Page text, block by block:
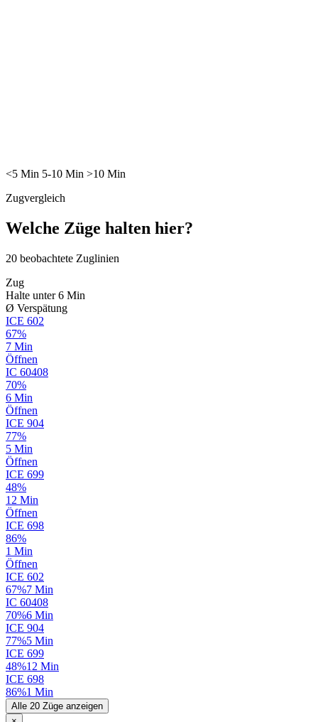
<5 Min 5-10 Min >10 Min
Zugvergleich
Welche Züge halten hier?
20 beobachtete Zuglinien
Zug
Halte unter 6 Min
Ø Verspätung
ICE 602
67%
7 Min
Öffnen
IC 60408
70%
6 Min
Öffnen
ICE 904
77%
5 Min
Öffnen
ICE 699
48%
12 Min
Öffnen
ICE 698
86%
1 Min
Öffnen
ICE 602
67%7 Min
IC 60408
70%6 Min
ICE 904
77%5 Min
ICE 699
48%12 Min
ICE 698
86%1 Min
Alle 20 Züge anzeigen